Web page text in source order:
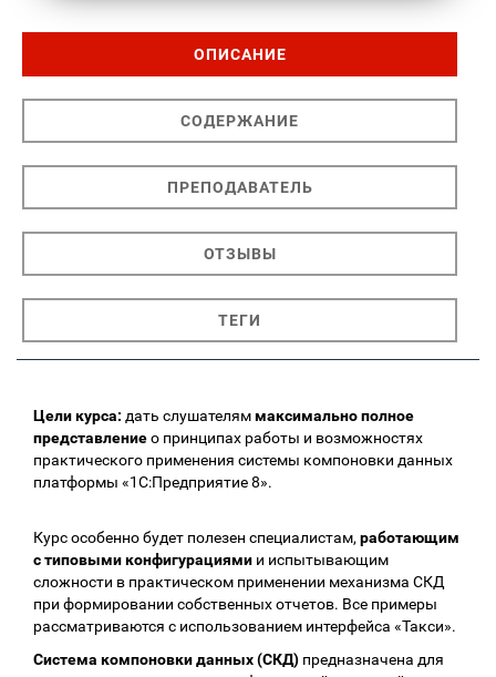
ОПИСАНИЕ
СОДЕРЖАНИЕ
ПРЕПОДАВАТЕЛЬ
ОТЗЫВЫ
ТЕГИ
Цели курса: дать слушателяммаксимально полное
представлениео принципах работы и возможностях
практического применения системы компоновки данных
платформы «1С:Предприятие 8».
Курс особенно будет полезен специалистам, работающим
с типовыми конфигурациями и испытывающим
сложности в практическом применении механизма СКД
при формировании собственных отчетов. Все примеры
рассматриваются с использованием интерфейса «Такси».
Система компоновки данных (СКД) предназначена для